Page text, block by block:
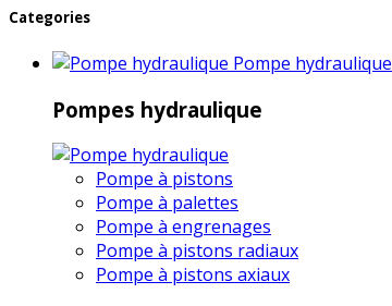
Categories
Pompe hydraulique
Pompes hydraulique
Pompe à pistons
Pompe à palettes
Pompe à engrenages
Pompe à pistons radiaux
Pompe à pistons axiaux